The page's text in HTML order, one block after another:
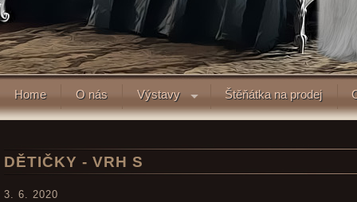
Home O nás Výstavy Štěňátka na prodej
DĚTIČKY - VRH S
3. 6. 2020